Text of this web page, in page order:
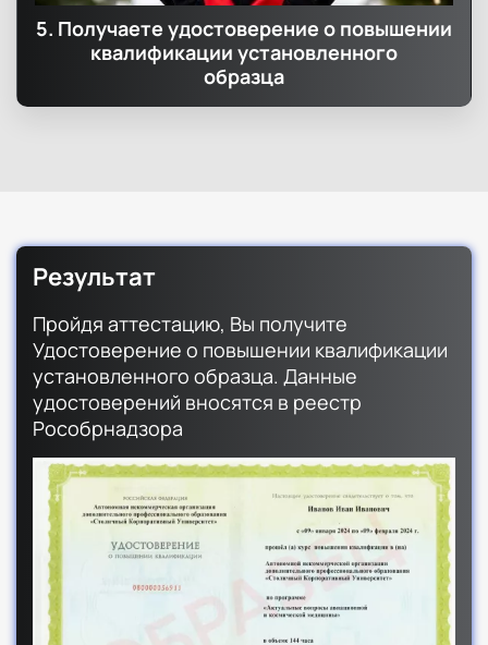
5. Получаете удостоверение о повышении
квалификации установленного
образца
Результат
Пройдя аттестацию, Вы получите
Удостоверение о повышении квалификации
установленного образца. Данные
удостоверений вносятся в реестр
Рособрнадзора